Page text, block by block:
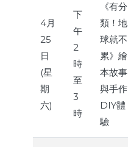
4月
25
日
(星
期
六)
下
午
2
時
至
3
時
《有分
類！地
球就不
累》繪
本故事
與手作
DIY體
驗